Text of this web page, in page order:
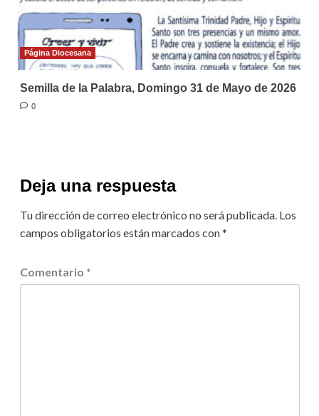
Página Diocesana
Semilla de la Palabra, Domingo 31 de Mayo de 2026
0
Deja una respuesta
Tu dirección de correo electrónico no será publicada. Los
campos obligatorios están marcados con*
Comentario *